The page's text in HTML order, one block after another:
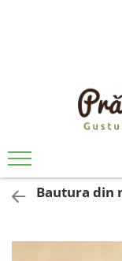
ULEIURI ȘI UNTURI
MĂSLINE
NUCI ȘI SEMINȚE
FRUCTE
ÎNDULCITORI
Bautura din